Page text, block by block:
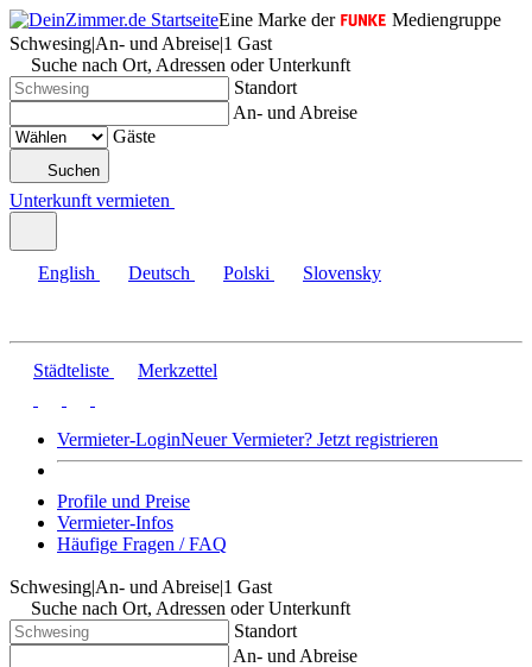
Eine Marke der
Mediengruppe
Schwesing|An- und Abreise|1 Gast
Suche nach Ort, Adressen oder Unterkunft
Standort
An- und Abreise
Gäste
Suchen
Unterkunft vermieten
English Deutsch Polski Slovensky
Städteliste Merkzettel
Vermieter-LoginNeuer Vermieter? Jetzt registrieren
Profile und Preise
Vermieter-Infos
Häufige Fragen / FAQ
Schwesing|An- und Abreise|1 Gast
Suche nach Ort, Adressen oder Unterkunft
Standort
An- und Abreise